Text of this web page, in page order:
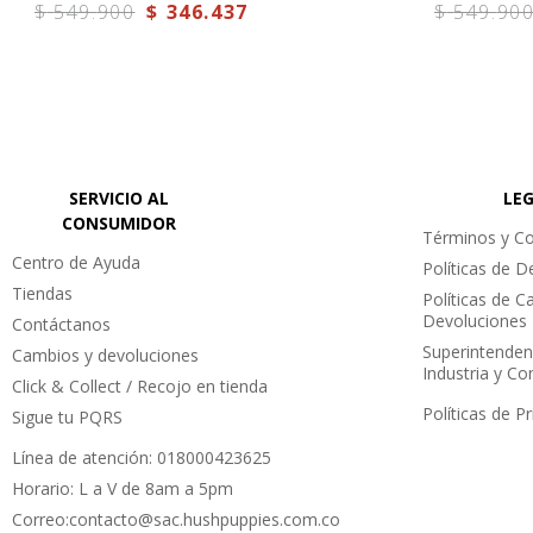
conmemorando tres decadas de risa, amistad y
Revive la época dorada de los 90's con la nueva
Experimenta la magia de la amistad con estas
Puppies con el espíritu inconfundible de Friends.
camaradería de los personajes, estas zapatillas son
ocasión, desde reuniones casuales hasta aventuras
¡Te invitamos a conocer la colección completa,
Características
Tipo: Zapatilla.
Material Exterior: Cuero.
$ 549.900 $ 346.437 $ 549.
SERVICIO AL
CONSUMIDOR
Centro de Ayuda
Tiendas
Contáctanos
Cambios y devoluciones
Click & Collect / Recojo en tienda
Sigue tu PQRS
Línea de atención: 018000423625
Horario: L a V de 8am a 5pm
Correo:contacto@sac.hushpuppies.com.co
Términos y
Políticas de
Políticas de
Devoluciones
Industria y
Políticas de